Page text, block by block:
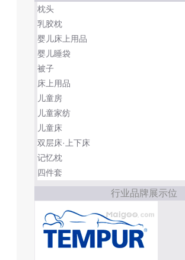
枕头
乳胶枕
婴儿床上用品
婴儿睡袋
被子
床上用品
儿童房
儿童家纺
儿童床
双层床·上下床
记忆枕
四件套
行业品牌展示位